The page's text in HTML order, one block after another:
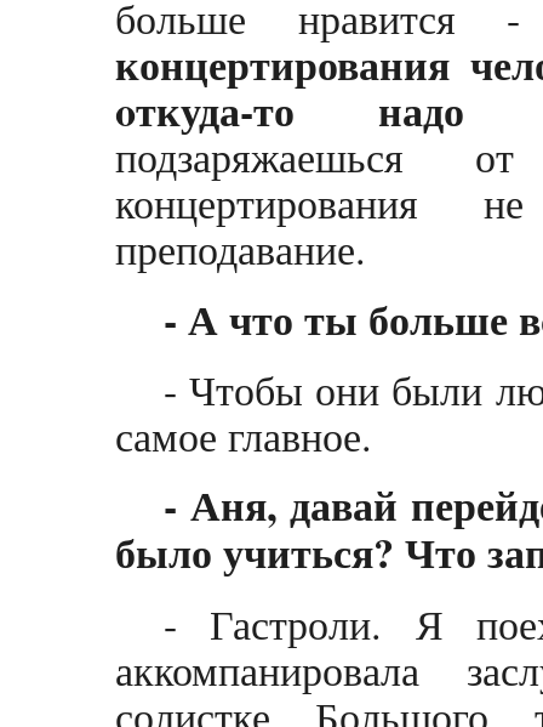
больше
концертирования
oткуда-то надо
подзаряжаешься
концертирования
преподавание.
- А что ты больше
- Чтобы они были
самое главное.
- Аня, давай
было учиться? Что
- Гастроли. Я
аккомпанировала
солистке Большого